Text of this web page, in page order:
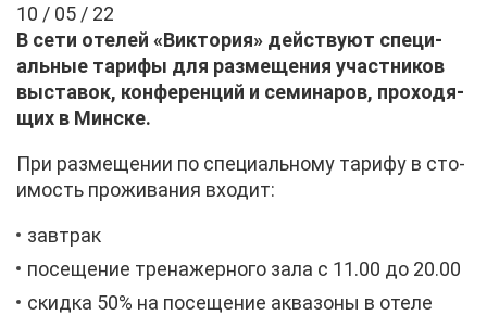
10 / 05 / 22
В се­ти оте­лей «Вик­то­рия» дей­ству­ют спе­ци­
аль­ные та­ри­фы для раз­ме­ще­ния участ­ни­ков
вы­ста­вок, кон­фе­рен­ций и се­ми­на­ров, про­хо­дя­
щих в Мин­ске.
При раз­ме­ще­нии по спе­ци­аль­но­му та­ри­фу в сто­
и­мость про­жи­ва­ния вхо­дит:
зав­трак
по­се­ще­ние тре­на­жер­но­го за­ла с 11.00 до 20.00
скид­ка 50% на по­се­ще­ние ак­ва­зо­ны в оте­ле